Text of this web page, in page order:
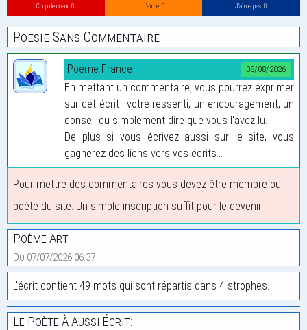
Coup de coeur: 0 J’aime: 0 J’aime pas: 0
Poesie Sans Commentaire
08/08/2026
Poeme-France
En mettant un commentaire, vous pourrez exprimer
sur cet écrit : votre ressenti, un encouragement, un
conseil ou simplement dire que vous l'avez lu.
De plus si vous écrivez aussi sur le site, vous
gagnerez des liens vers vos écrits...
Pour mettre des commentaires vous devez être membre ou
poète du site. Un simple inscription suffit pour le devenir.
Poème Art
Du 07/07/2026 06:37
L'écrit contient 49 mots qui sont répartis dans 4 strophes.
Le Poète À Aussi Écrit: